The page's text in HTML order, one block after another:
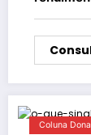
Coluna